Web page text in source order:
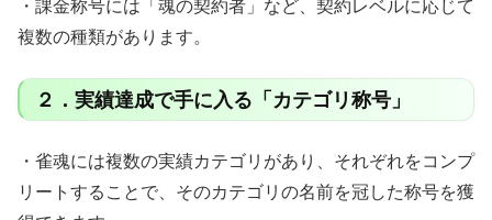
・課金称号には「魂の契約者」など、契約レベルに応じて
複数の種類があります。
２．実績達成で手に入る「カテゴリ称号」
・雀魂には複数の実績カテゴリがあり、それぞれをコンプ
リートすることで、そのカテゴリの名前を冠した称号を獲